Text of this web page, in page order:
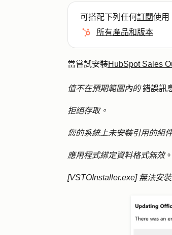
可搭配下列任何訂閱使用
所有產品和版本
當嘗試安裝HubSpot Sales
值不在預期範圍內的錯誤訊
拒絕存取。
您的系統上未安裝引用的組
應用程式綁定資料格式無效。
[VSTOInstaller.exe] 無法安